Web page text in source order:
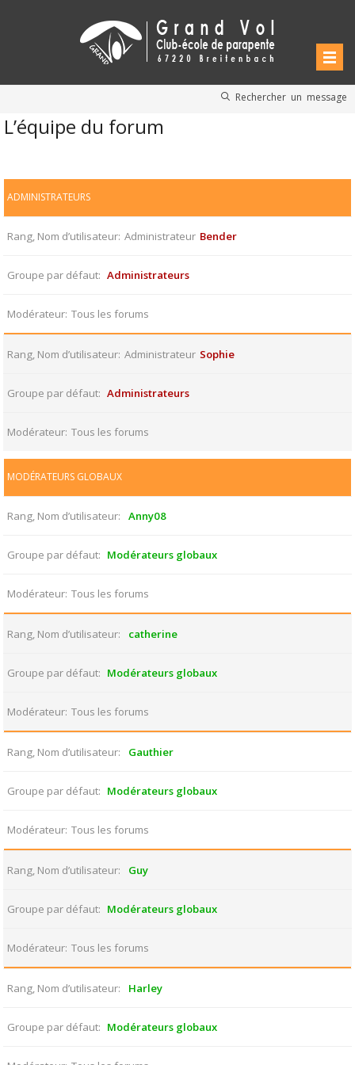
Rechercher un message
L’équipe du forum
ADMINISTRATEURS
Rang, Nom d’utilisateur Administrateur Bender
Groupe par défaut Administrateurs
Modérateur Tous les forums
Rang, Nom d’utilisateur Administrateur Sophie
Groupe par défaut Administrateurs
Modérateur Tous les forums
MODÉRATEURS GLOBAUX
Rang, Nom d’utilisateur Anny08
Groupe par défaut Modérateurs globaux
Modérateur Tous les forums
Rang, Nom d’utilisateur catherine
Groupe par défaut Modérateurs globaux
Modérateur Tous les forums
Rang, Nom d’utilisateur Gauthier
Groupe par défaut Modérateurs globaux
Modérateur Tous les forums
Rang, Nom d’utilisateur Guy
Groupe par défaut Modérateurs globaux
Modérateur Tous les forums
Rang, Nom d’utilisateur Harley
Groupe par défaut Modérateurs globaux